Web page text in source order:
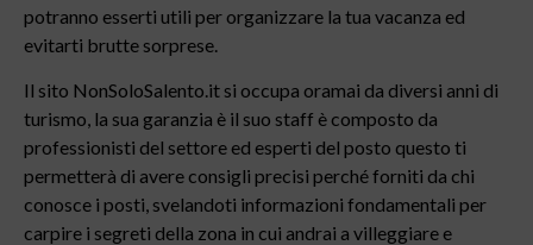
potranno esserti utili per organizzare la tua vacanza ed
evitarti brutte sorprese.
Il sito NonSoloSalento.it si occupa oramai da diversi anni di
turismo, la sua garanzia è il suo staff è composto da
professionisti del settore ed esperti del posto questo ti
permetterà di avere consigli precisi perché forniti da chi
conosce i posti, svelandoti informazioni fondamentali per
carpire i segreti della zona in cui andrai a villeggiare e